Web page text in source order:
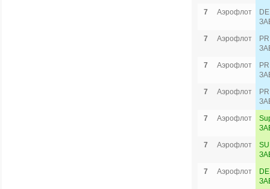
7
Аэрофлот
7
Аэрофлот
7
Аэрофлот
7
Аэрофлот
7
Аэрофлот
7
Аэрофлот
7
Аэрофлот